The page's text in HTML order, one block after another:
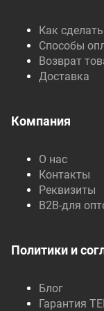
Как
Способы
Возврат
Доставка
Компания
О нас
Контакты
Реквизиты
B2B-для
Политики и
Блог
Гарантия